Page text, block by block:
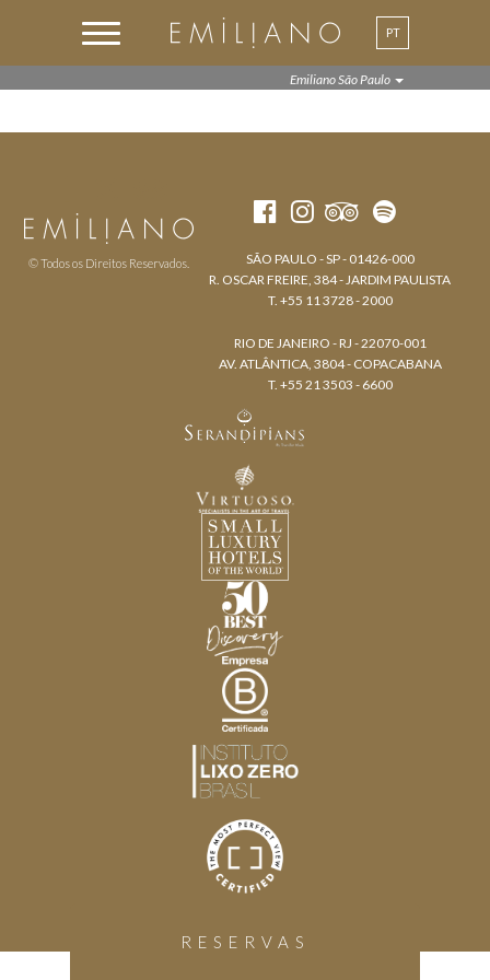
PT
EN
Emiliano São Paulo
RESERVAS
© Todos os Direitos Reservados.
SÃO PAULO - SP - 01426-000
R. OSCAR FREIRE, 384 - JARDIM PAULISTA
T. +55 11 3728 - 2000
RIO DE JANEIRO - RJ - 22070-001
AV. ATLÂNTICA, 3804 - COPACABANA
T. +55 21 3503 - 6600